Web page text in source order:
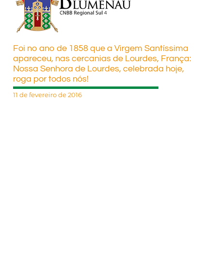
Foi no ano de 1858 que a Virgem Santíssima
apareceu, nas cercanias de Lourdes, França:
Nossa Senhora de Lourdes, celebrada hoje,
roga por todos nós!
11 de fevereiro de 2016